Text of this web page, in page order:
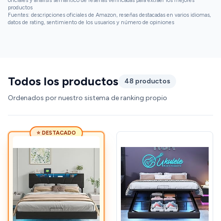
productos
Fuentes: descripciones oficiales de Amazon, reseñas destacadas en varios idiomas,
datos de rating, sentimiento de los usuarios y número de opiniones
Todos los productos
48 productos
Ordenados por nuestro sistema de ranking propio
⭐ DESTACADO